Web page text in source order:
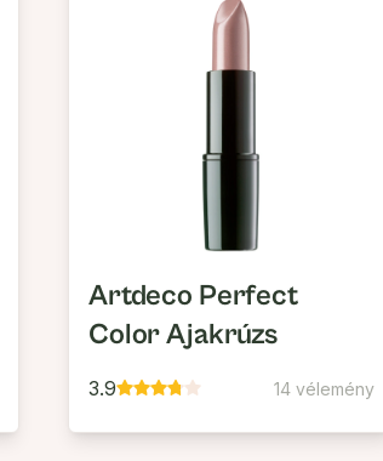
Artdeco Perfect
Color Ajakrúzs
3.9 14 vélemény